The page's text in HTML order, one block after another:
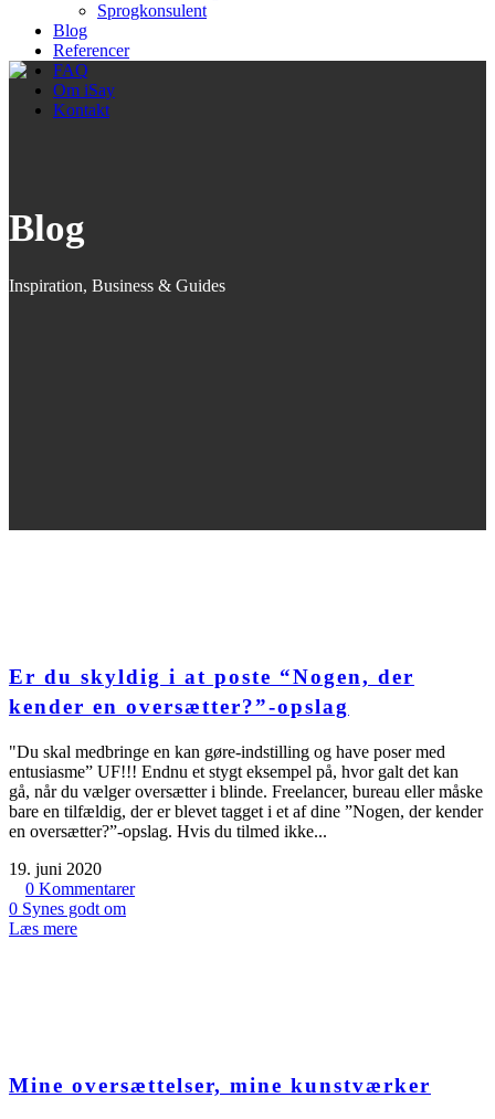
Sprogkonsulent
Blog
Referencer
FAQ
Om iSay
Kontakt
Blog
Inspiration, Business & Guides
Er du skyldig i at poste “Nogen, der
kender en oversætter?”​-opslag
"Du skal medbringe en kan gøre-indstilling og have poser med
entusiasme” UF!!! Endnu et stygt eksempel på, hvor galt det kan
gå, når du vælger oversætter i blinde. Freelancer, bureau eller måske
bare en tilfældig, der er blevet tagget i et af dine ”Nogen, der kender
en oversætter?”-opslag. Hvis du tilmed ikke...
19. juni 2020
0 Kommentarer
0 Synes godt om
Læs mere
Mine oversættelser, mine kunstværker